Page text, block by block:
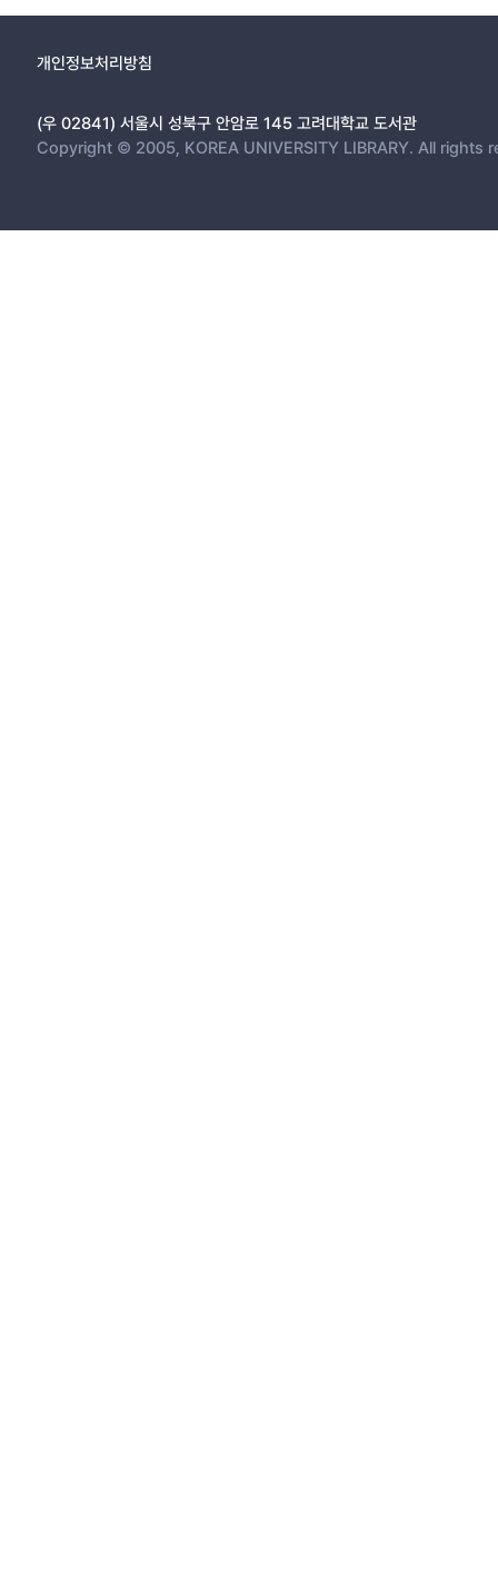
개인정보처리방침
(우 02841) 서울시 성북구 안암로 145 고려대학교 도서관
Copyright © 2005, KOREA UNIVERSITY LIBRARY. All rights